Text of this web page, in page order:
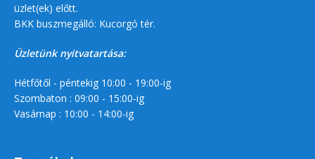
üzlet(ek) előtt.
BKK buszmegálló: Kucorgó tér.
Üzletünk nyitvatartása:
Hétfőtől - péntekig 10:00 - 19:00-ig
Szombaton : 09:00 - 15:00-ig
Vasárnap : 10:00 - 14:00-ig